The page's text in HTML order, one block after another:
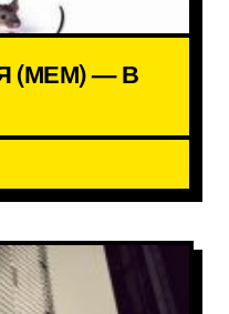
(МЕМ) — В